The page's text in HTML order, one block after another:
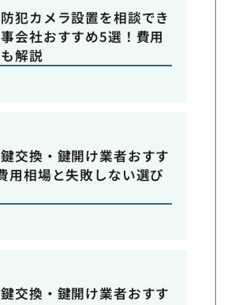
犯カメラ設置を相談でき
会社おすすめ5選！費用
解説
交換・鍵開け業者おすす
用相場と失敗しない選び
交換・鍵開け業者おすす